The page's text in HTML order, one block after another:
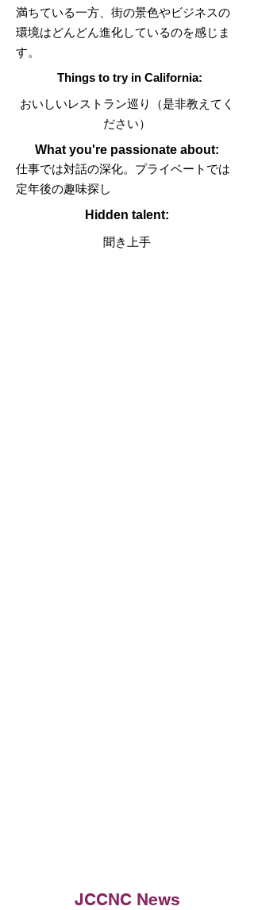
満ちている一方、街の景色やビジネスの
環境はどんどん進化しているのを感じま
す。
Things to try in California:
おいしいレストラン巡り（是非教えてく
ださい）
What you're passionate about:
仕事では対話の深化。プライベートでは
定年後の趣味探し
Hidden talent:
聞き上手
JCCNC News